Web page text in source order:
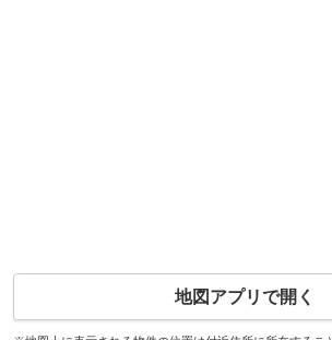
地図アプリで開く